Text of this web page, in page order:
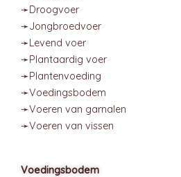
➛Droogvoer
➛Jongbroedvoer
➛Levend voer
➛Plantaardig voer
➛Plantenvoeding
➛Voedingsbodem
➛Voeren van garnalen
➛Voeren van vissen
Voedingsbodem